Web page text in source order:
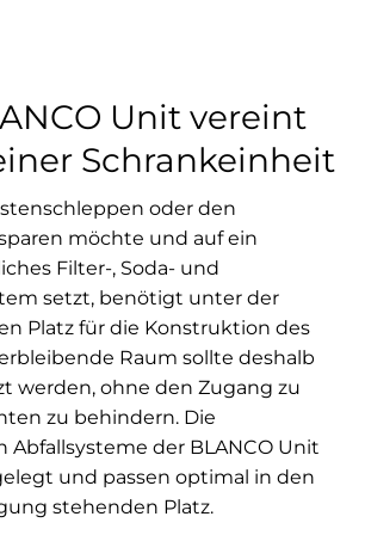
Unit vereint
Schrankeinheit
oder den
möchte und auf ein
Filter-, Soda- und
setzt, benötigt unter der
Platz für die Konstruktion des
Raum sollte deshalb
werden, ohne den Zugang zu
zu behindern. Die
Abfallsysteme der BLANCO Unit
und passen optimal in den
stehenden Platz.